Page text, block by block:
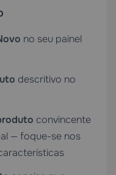
no seu painel
descritivo no
convincente
— foque-se nos